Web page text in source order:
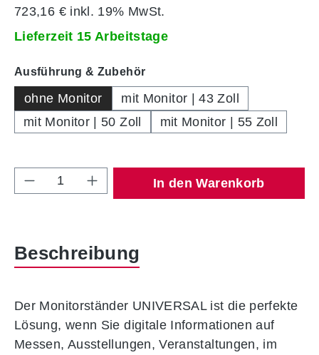
723,16 € inkl. 19% MwSt.
Lieferzeit 15 Arbeitstage
Ausführung & Zubehörauswählen
ohne Monitor
mit Monitor | 43 Zoll
mit Monitor | 50 Zoll
mit Monitor | 55 Zoll
Produkt Anzahl: Gib den gewünschten
In den Warenkorb
Beschreibung
Der Monitorständer UNIVERSAL ist die perfekte
Lösung, wenn Sie digitale Informationen auf
Messen, Ausstellungen, Veranstaltungen, im